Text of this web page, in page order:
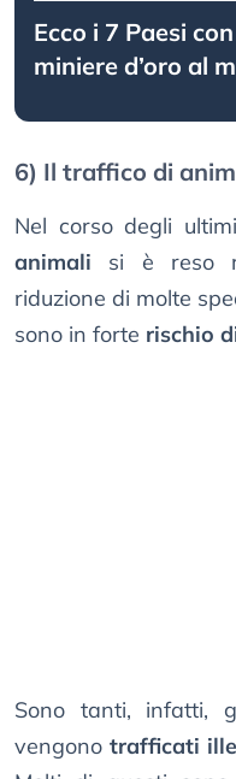
Ecco i 7 Paesi
miniere d’oro al
6) Il traffico di
Nel corso degli
animali si è reso
riduzione di molte
sono in forte rischio
Sono tanti, infatti,
vengonotrafficati